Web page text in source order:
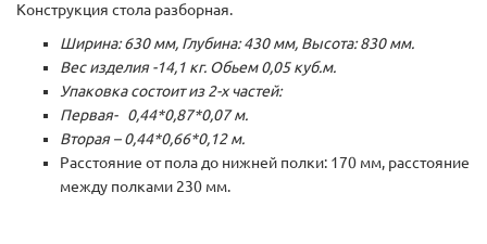
Конструкция стола разборная.
Ширина: 630 мм, Глубина: 430 мм, Высота: 830 мм.
Вес изделия -14,1 кг. Обьем 0,05 куб.м.
Упаковка состоит из 2-х частей:
Первая- 0,44*0,87*0,07 м.
Вторая – 0,44*0,66*0,12 м.
Расстояние от пола до нижней полки: 170 мм, расстояние
между полками 230 мм.